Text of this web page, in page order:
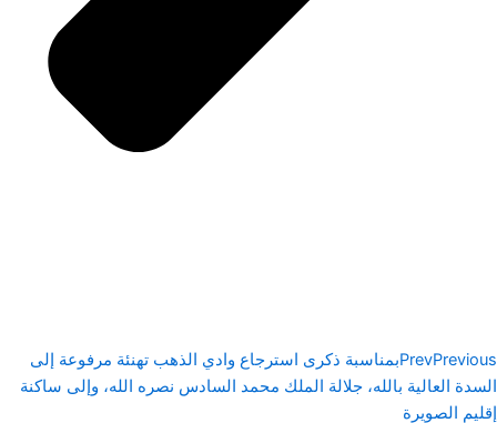
PrevPrevious
بمناسبة ذكرى استرجاع وادي الذهب تهنئة مرفوعة إلى
السدة العالية بالله، جلالة الملك محمد السادس نصره الله، وإلى ساكنة
إقليم الصويرة